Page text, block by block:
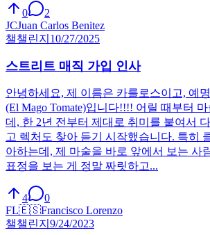
0
2
JCJuan Carlos Benitez
챌챌린지 10/27/2025
스트리트 매직 가입 인사
안녕하세요, 제 이름은 카를로스이고, 예
(El Mago Tomate)입니다!!!! 어릴 때부터
데, 한 2년 전부터 제대로 취미를 붙여서
고 렉처도 찾아 듣기 시작했습니다. 특히
아하는데, 제 마술을 바로 앞에서 보는 사
표정을 보는 게 정말 짜릿하고...
4
0
FL🇪🇸Francisco Lorenzo
챌챌린지 9/24/2023